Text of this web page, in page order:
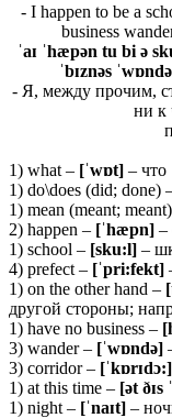
- I happen to be a
business
ˈaɪ ˈhæpən tu bi ə
ˈbɪznəs
- Я, между прочим,
ни к
1) what – [ˈwɒt] – что
1) do\does (did; done)
1) mean (meant;
2) happen – [ˈhæpn] –
1) school – [sku:l] –
4) prefect – [ˈpri:fekt]
1) on the other hand –
другой стороны;
1) have no business – [
3) wander – [ˈwɒndə]
3) corridor – [ˈkɒrɪdɔ:]
1) at this time – [ət ðɪs
1) night – [ˈnaɪt] –